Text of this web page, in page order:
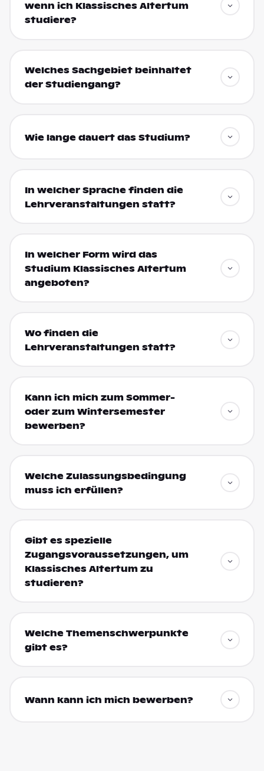
wenn ich Klassisches Altertum
studiere?
Welches Sachgebiet beinhaltet
der Studiengang?
Wie lange dauert das Studium?
In welcher Sprache finden die
Lehrveranstaltungen statt?
In welcher Form wird das
Studium Klassisches Altertum
angeboten?
Wo finden die
Lehrveranstaltungen statt?
Kann ich mich zum Sommer-
oder zum Wintersemester
bewerben?
Welche Zulassungsbedingung
muss ich erfüllen?
Gibt es spezielle
Zugangsvoraussetzungen, um
Klassisches Altertum zu
studieren?
Welche Themenschwerpunkte
gibt es?
Wann kann ich mich bewerben?